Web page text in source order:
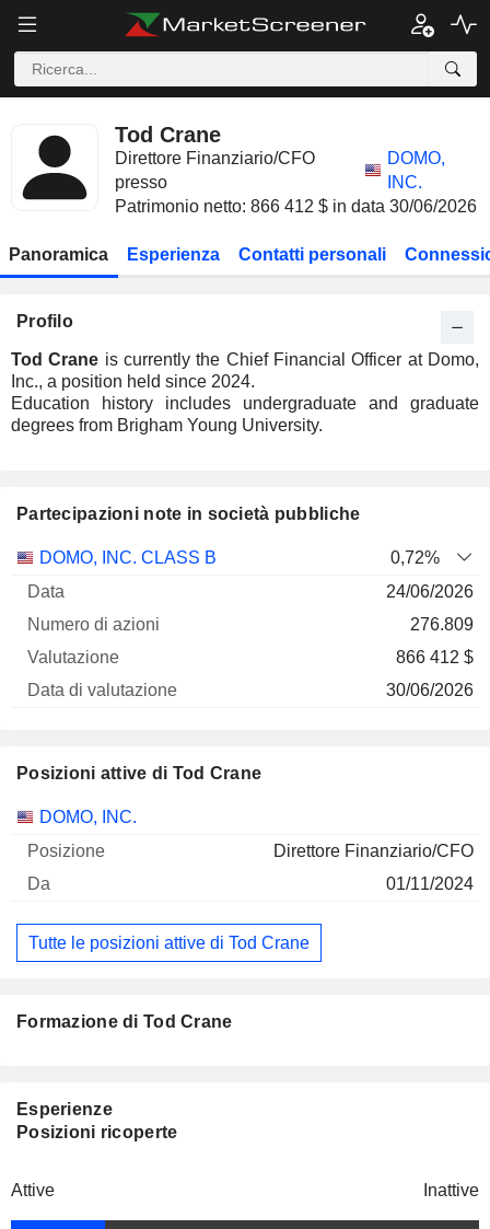
Tod Crane
Direttore Finanziario/CFO
presso
DOMO,
INC.
Patrimonio netto: 866 412 $ in data 30/06/2026
Panoramica Esperienza Contatti personali
Profilo
Tod Crane is currently the Chief Financial Officer at Domo,
Inc., a position held since 2024.
Education history includes undergraduate and graduate
degrees from Brigham Young University.
Partecipazioni note in società pubbliche
Società
Numero
valutazione
DOMO, INC. CLASS B
0,72%
24/06/2026
276.809
866 412 $
30/06/2026
Posizioni attive di Tod Crane
Società Posizione
DOMO, INC.
Direttore Finanziario/CFO
01/11/2024
Tutte le posizioni attive di Tod Crane
Formazione di Tod Crane
Esperienze
Posizioni ricoperte
Attive Inattive